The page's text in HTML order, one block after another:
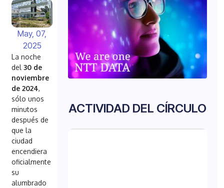
May, 07,
2025
La noche
del30 de
noviembre
de 2024,
sólo unos
minutos
después de
que la
ciudad
encendiera
oficialmente
su
alumbrado
ACTIVIDAD DEL CÍRCULO